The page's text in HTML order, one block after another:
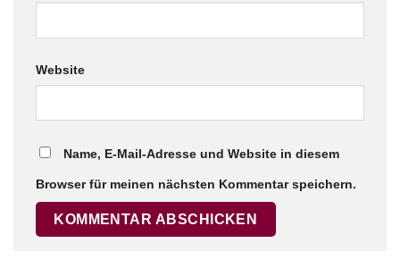
Website
Name, E-Mail-Adresse und Website in diesem
Browser für meinen nächsten Kommentar speichern.